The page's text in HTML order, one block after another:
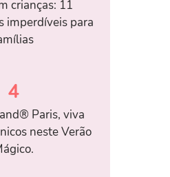
crianças: 11
imperdíveis para
4
Paris, viva
neste Verão